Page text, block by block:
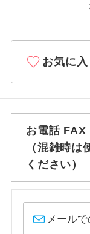
お気に
お電話 FAX
（混雑時は
ください）
メール